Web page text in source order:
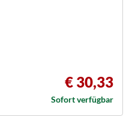
€ 30,33
Sofort verfügbar